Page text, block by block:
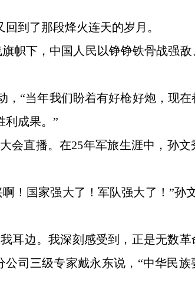
到了那段烽火连天的岁月。
帜下，中国人民以铮铮铁骨战强
“当年我们盼着有好枪好炮，现在
利成果。”
会直播。在25年军旅生涯中，孙文
！国家强大了！军队强大了！”孙
耳边。我深刻感受到，正是无数
司三级专家戴永东说，“中华民